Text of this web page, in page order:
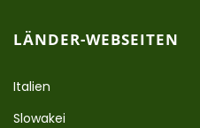
LÄNDER-WEBSEITEN
Italien
Slowakei